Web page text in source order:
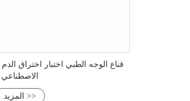
الاصطناعي
المزيد >>